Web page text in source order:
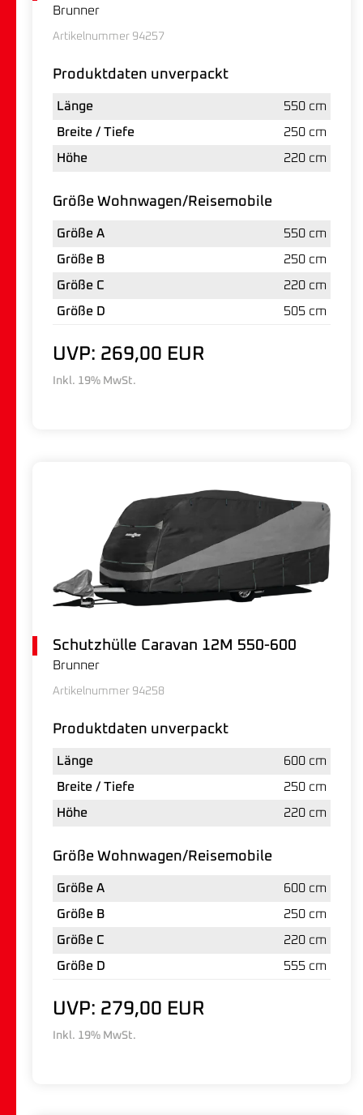
Brunner
Artikelnummer 94257
Produktdaten unverpackt
Länge
550 cm
Breite / Tiefe
250 cm
Höhe
220 cm
Größe Wohnwagen/Reisemobile
Größe A
550 cm
Größe B
250 cm
Größe C
220 cm
Größe D
505 cm
UVP: 269,00 EUR
Inkl. 19% MwSt.
Schutzhülle Caravan 12M 550-600
Brunner
Artikelnummer 94258
Produktdaten unverpackt
Länge
600 cm
Breite / Tiefe
250 cm
Höhe
220 cm
Größe Wohnwagen/Reisemobile
Größe A
600 cm
Größe B
250 cm
Größe C
220 cm
Größe D
555 cm
UVP: 279,00 EUR
Inkl. 19% MwSt.